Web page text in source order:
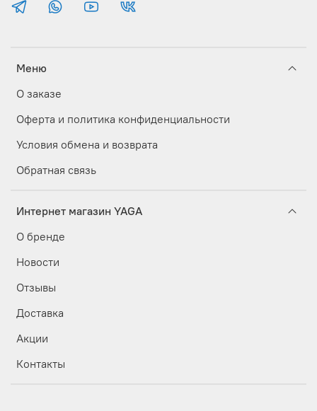
Меню
О заказе
Оферта и политика конфиденциальности
Условия обмена и возврата
Обратная связь
Интернет магазин YAGA
О бренде
Новости
Отзывы
Доставка
Акции
Контакты